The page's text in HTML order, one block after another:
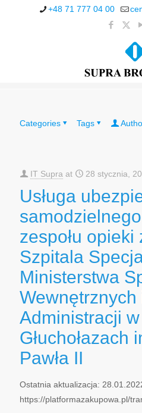
+48 71 777 04 00
Categories Tags
IT Supra at 28 stycznia,
Usługa
zespołu opieki
Szpitala
Ministerstwa
Wewnętrznych
Administracji w
Głuchołazach
Pawła II
Ostatnia aktualizacja:
https://platformazakupowa.pl/